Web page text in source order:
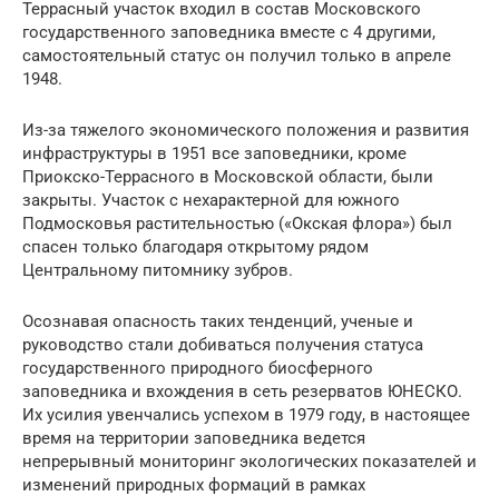
Террасный участок входил в состав Московского
государственного заповедника вместе с 4 другими,
самостоятельный статус он получил только в апреле
1948.
Из-за тяжелого экономического положения и развития
инфраструктуры в 1951 все заповедники, кроме
Приокско-Террасного в Московской области, были
закрыты. Участок с нехарактерной для южного
Подмосковья растительностью («Окская флора») был
спасен только благодаря открытому рядом
Центральному питомнику зубров.
Осознавая опасность таких тенденций, ученые и
руководство стали добиваться получения статуса
государственного природного биосферного
заповедника и вхождения в сеть резерватов ЮНЕСКО.
Их усилия увенчались успехом в 1979 году, в настоящее
время на территории заповедника ведется
непрерывный мониторинг экологических показателей и
изменений природных формаций в рамках